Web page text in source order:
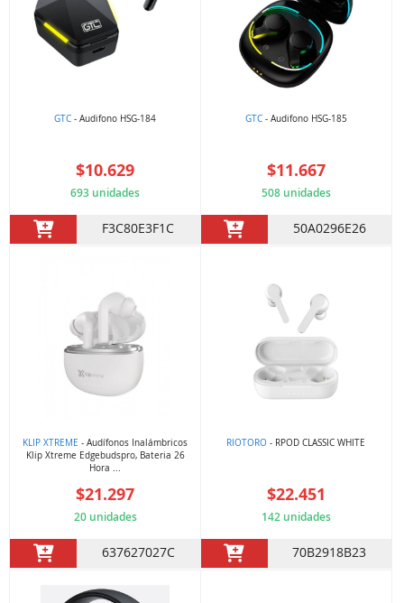
GTC - Audifono HSG-184
$10.629
693 unidades
F3C80E3F1C
GTC- Audifono HSG-185
$11.667
508 unidades
50A0296E26
KLIP XTREME - Audífonos Inalámbricos
Klip Xtreme Edgebudspro, Bateria 26
Hora ...
$21.297
20 unidades
637627027C
RIOTORO - RPOD CLASSIC WHITE
$22.451
142 unidades
70B2918B23